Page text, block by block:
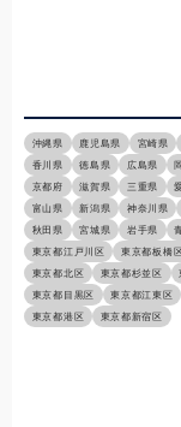
沖縄県 鹿児島県 宮崎県
香川県
徳島県 広島県
京都府
滋賀県 三重県
富山県
新潟県 神奈川県
秋田県
宮城県 岩手県
東京都江戸川区
東京都板橋
東京都北区
東京都杉並区
東京都目黒区
東京都江東区
東京都港区
東京都新宿区